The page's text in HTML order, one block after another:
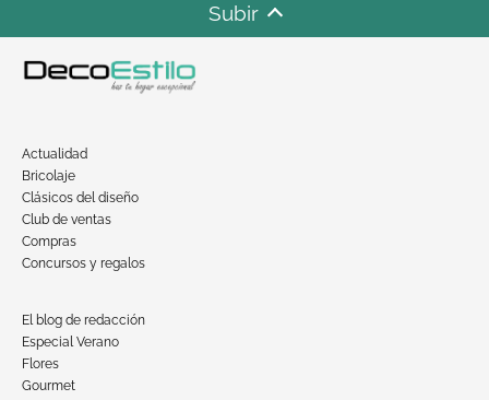
Subir
Actualidad
Bricolaje
Clásicos del diseño
Club de ventas
Compras
Concursos y regalos
El blog de redacción
Especial Verano
Flores
Gourmet